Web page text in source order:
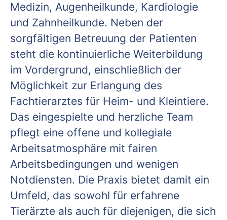
Medizin, Augenheilkunde, Kardiologie
und Zahnheilkunde. Neben der
sorgfältigen Betreuung der Patienten
steht die kontinuierliche Weiterbildung
im Vordergrund, einschließlich der
Möglichkeit zur Erlangung des
Fachtierarztes für Heim- und Kleintiere.
Das eingespielte und herzliche Team
pflegt eine offene und kollegiale
Arbeitsatmosphäre mit fairen
Arbeitsbedingungen und wenigen
Notdiensten. Die Praxis bietet damit ein
Umfeld, das sowohl für erfahrene
Tierärzte als auch für diejenigen, die sich